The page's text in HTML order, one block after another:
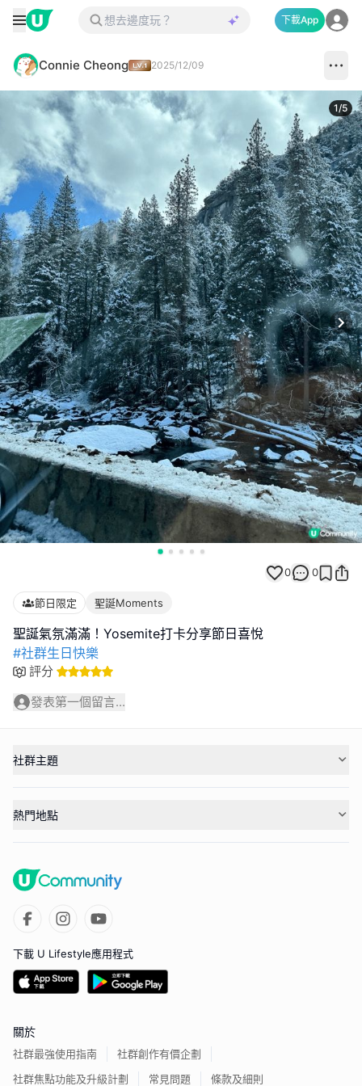
下載App
Connie Cheong 2025/12/09
1/5
0 0
節日限定 聖誕Moments
#社群生日快樂
評分
發表第一個留言...
社群主題
熱門地點
下載 U Lifestyle應用程式
關於
社群最強使用指南
社群創作有價企劃
社群焦點功能及升級計劃
常見問題 條款及細則